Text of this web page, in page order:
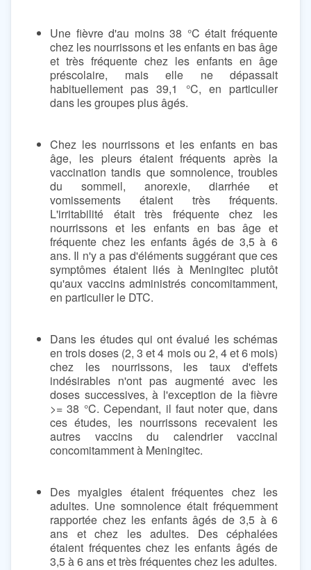
Une fièvre d'au moins 38 °C était fréquente
chez les nourrissons et les enfants en bas âge
et très fréquente chez les enfants en âge
préscolaire, mais elle ne dépassait
habituellement pas 39,1 °C, en particulier
dans les groupes plus âgés.
Chez les nourrissons et les enfants en bas
âge, les pleurs étaient fréquents après la
vaccination tandis que somnolence, troubles
du sommeil, anorexie, diarrhée et
vomissements étaient très fréquents.
L'irritabilité était très fréquente chez les
nourrissons et les enfants en bas âge et
fréquente chez les enfants âgés de 3,5 à 6
ans. Il n'y a pas d'éléments suggérant que ces
symptômes étaient liés à Meningitec plutôt
qu'aux vaccins administrés concomitamment,
en particulier le DTC.
Dans les études qui ont évalué les schémas
en trois doses (2, 3 et 4 mois ou 2, 4 et 6 mois)
chez les nourrissons, les taux d'effets
indésirables n'ont pas augmenté avec les
doses successives, à l'exception de la fièvre
>= 38 °C. Cependant, il faut noter que, dans
ces études, les nourrissons recevaient les
autres vaccins du calendrier vaccinal
concomitamment à Meningitec.
Des myalgies étaient fréquentes chez les
adultes. Une somnolence était fréquemment
rapportée chez les enfants âgés de 3,5 à 6
ans et chez les adultes. Des céphalées
étaient fréquentes chez les enfants âgés de
3,5 à 6 ans et très fréquentes chez les adultes.